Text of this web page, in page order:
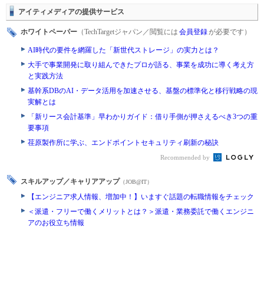
アイティメディアの提供サービス
ホワイトペーパー （TechTargetジャパン／閲覧には 会員登録が必要です）
AI時代の要件を網羅した「新世代ストレージ」の実力とは？
大手で事業開発に取り組んできたプロが語る、事業を成功に導く考え方
と実践方法
基幹系DBのAI・データ活用を加速させる、基盤の標準化と移行戦略の現
実解とは
「新リース会計基準」早わかりガイド：借り手側が押さえるべき3つの重
要事項
荏原製作所に学ぶ、エンドポイントセキュリティ刷新の秘訣
Recommended by
スキルアップ／キャリアアップ （JOB@IT）
【エンジニア求人情報、増加中！】いますぐ話題の転職情報をチェック
＜派遣・フリーで働くメリットとは？＞派遣・業務委託で働くエンジニ
アのお役立ち情報